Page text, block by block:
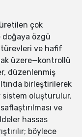
çok
özgü
ve hafif
üzere—kontrollü
düzenlenmiş
birleştirilerek
sistem oluşturulur.
ve
hassas
böylece